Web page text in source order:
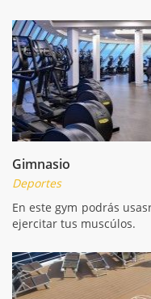
Gimnasio
Deportes
En este gym podrás
ejercitar tus muscúlos.